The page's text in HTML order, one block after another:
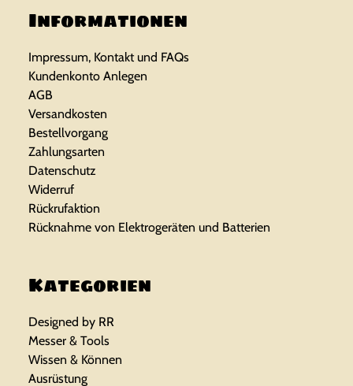
Informationen
Impressum, Kontakt und FAQs
Kundenkonto Anlegen
AGB
Versandkosten
Bestellvorgang
Zahlungsarten
Datenschutz
Widerruf
Rückrufaktion
Rücknahme von Elektrogeräten und Batterien
Kategorien
Designed by RR
Messer & Tools
Wissen & Können
Ausrüstung